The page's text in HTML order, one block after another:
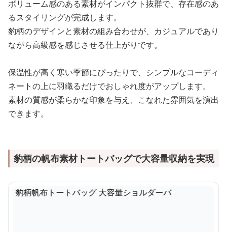
ボリューム感のある素材がインパクト抜群で、存在感のあ
るスタイリングが完成します。
豹柄のデザインと素材の組み合わせが、カジュアルであり
ながら高級感を感じさせる仕上がりです。
保温性が高く寒い季節にぴったりで、シンプルなコーディ
ネートの上に羽織るだけでおしゃれ度がアップします。
素材の質感が柔らかな印象を与え、こなれた雰囲気を演出
できます。
豹柄の帆布素材トートバッグで大容量収納を実現